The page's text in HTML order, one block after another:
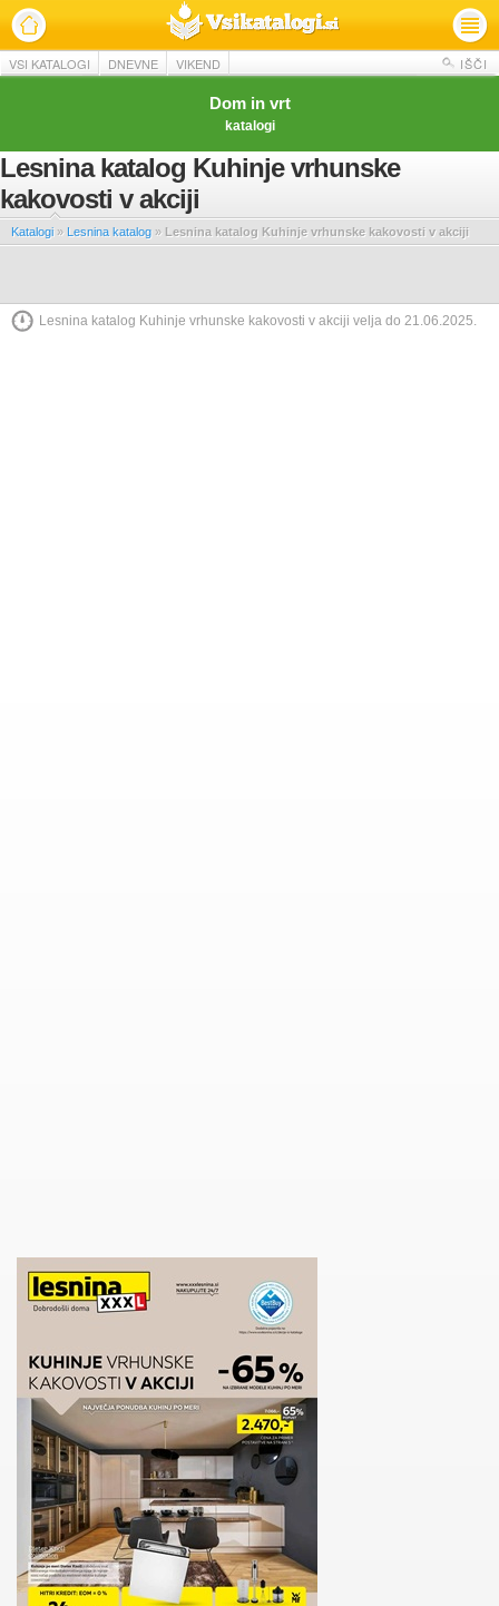
VSI KATALOGI DNEVNE VIKEND IŠČI
Dom in vrt
katalogi
Lesnina katalog Kuhinje vrhunske
kakovosti v akciji
Katalogi » Lesnina katalog » Lesnina katalog Kuhinje vrhunske kakovosti v akciji
Lesnina katalog Kuhinje vrhunske kakovosti v akciji velja do 21.06.2025.